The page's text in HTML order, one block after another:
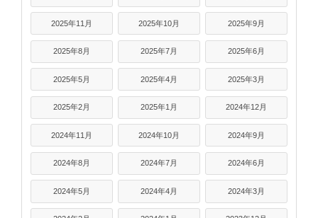
2025年11月 2025年10月 2025年9月
2025年8月 2025年7月 2025年6月
2025年5月 2025年4月 2025年3月
2025年2月 2025年1月 2024年12月
2024年11月 2024年10月 2024年9月
2024年8月 2024年7月 2024年6月
2024年5月 2024年4月 2024年3月